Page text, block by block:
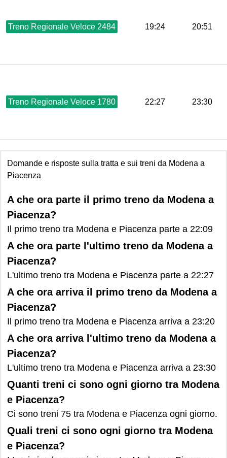
Treno Regionale Veloce 2484 19:24 20:51
Treno Regionale Veloce 1780 22:27 23:30
Domande e risposte sulla tratta e sui treni da Modena a
Piacenza
A che ora parte il primo treno da Modena a
Piacenza?
Il primo treno tra Modena e Piacenza parte a 22:09
A che ora parte l'ultimo treno da Modena a
Piacenza?
L'ultimo treno tra Modena e Piacenza parte a 22:27
A che ora arriva il primo treno da Modena a
Piacenza?
Il primo treno tra Modena e Piacenza arriva a 23:20
A che ora arriva l'ultimo treno da Modena a
Piacenza?
L'ultimo treno tra Modena e Piacenza arriva a 23:30
Quanti treni ci sono ogni giorno tra Modena
e Piacenza?
Ci sono treni 75 tra Modena e Piacenza ogni giorno.
Quali treni ci sono ogni giorno tra Modena
e Piacenza?